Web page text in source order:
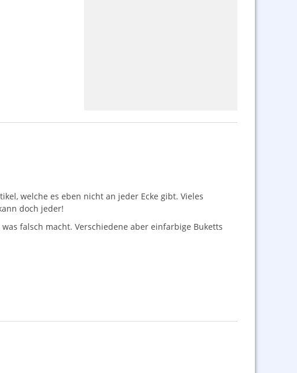
welche es eben nicht an jeder Ecke gibt. Vieles
doch jeder!
falsch macht. Verschiedene aber einfarbige Buketts